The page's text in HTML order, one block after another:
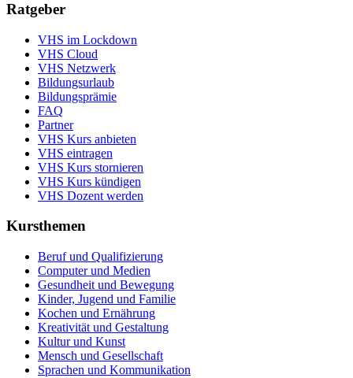
Ratgeber
VHS im Lockdown
VHS Cloud
VHS Netzwerk
Bildungsurlaub
Bildungsprämie
FAQ
Partner
VHS Kurs anbieten
VHS eintragen
VHS Kurs stornieren
VHS Kurs kündigen
VHS Dozent werden
Kursthemen
Beruf und Qualifizierung
Computer und Medien
Gesundheit und Bewegung
Kinder, Jugend und Familie
Kochen und Ernährung
Kreativität und Gestaltung
Kultur und Kunst
Mensch und Gesellschaft
Sprachen und Kommunikation